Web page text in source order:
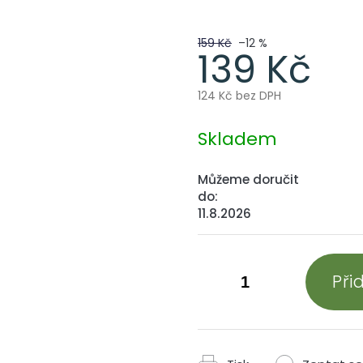
159 Kč –12 %
139 Kč
124 Kč bez DPH
cena:
Skladem
Můžeme doručit
do:
11.8.2026